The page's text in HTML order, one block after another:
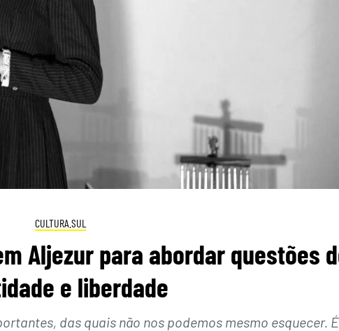
CULTURA.SUL
Aljezur para abordar questões
e liberdade
das quais não nos podemos mesmo esquecer.